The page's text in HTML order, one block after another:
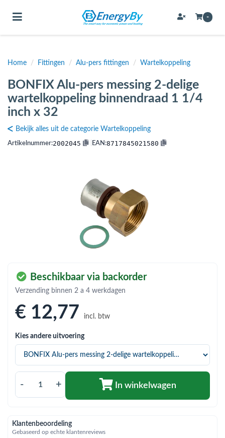
(Bevestigingsmateriaal / schroeven)
(Buffervaten, hygiene boilers & boilervaten)
(Buizen & leidingen)
(Expansievaten)
(Hemelwaterafvoer & riolering)
(Circulatiepompen, pompgroepen & verdelers)
(Rookkanalen)
(Sanitair)
(Zonneboilersets & onderdelen)
Toggle navigation -
Home / Fittingen / Alu-pers fittingen / Wartelkoppeling
BONFIX Alu-pers messing 2-delige
wartelkoppeling binnendraad 1 1/4
inch x 32
Bekijk alles uit de categorie Wartelkoppeling
Artikelnummer:2002045 EAN:8717845021580
Beschikbaar via backorder
Verzending binnen 2 a 4 werkdagen
€ 12,77 incl. btw
Kies andere uitvoering
- + In winkelwagen
Klantenbeoordeling
Gebaseerd op echte klantenreviews